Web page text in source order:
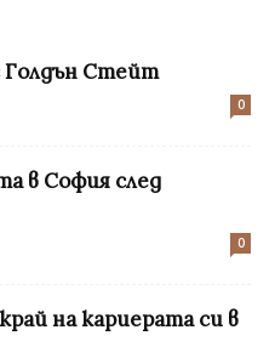
Голдън Стейт
0
в София след
0
на кариерата си в